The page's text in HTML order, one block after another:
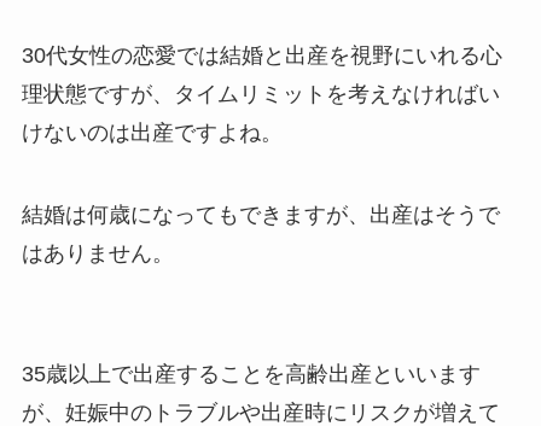
30代女性の恋愛では結婚と出産を視野にいれる心
理状態ですが、タイムリミットを考えなければい
けないのは出産ですよね。
結婚は何歳になってもできますが、出産はそうで
はありません。
35歳以上で出産することを高齢出産といいます
が、妊娠中のトラブルや出産時にリスクが増えて